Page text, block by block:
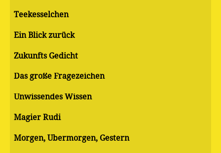
Teekesselchen
Ein Blick zurück
Zukunfts Gedicht
Das große Fragezeichen
Unwissendes Wissen
Magier Rudi
Morgen, Übermorgen, Gestern